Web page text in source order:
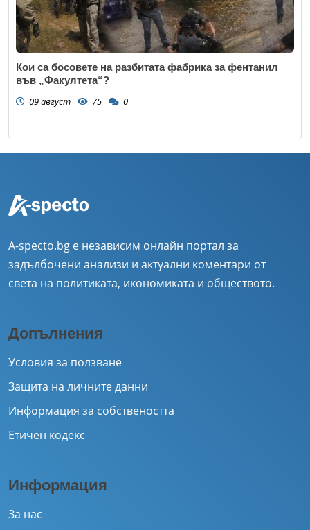
Кои са босовете на разбитата фабрика за фентанил
във „Факултета“?
09 август 75 0
A-specto.bg е независим онлайн портал за
задълбочени анализи и актуални коментари от
света на политиката, икономиката и обществото.
Допълнения
Условия за ползване
Защита на личните данни
Информация за собствеността
Етичен кодекс
Информация
За нас